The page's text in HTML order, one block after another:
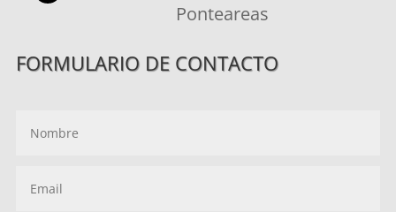
Ponteareas
FORMULARIO DE CONTACTO